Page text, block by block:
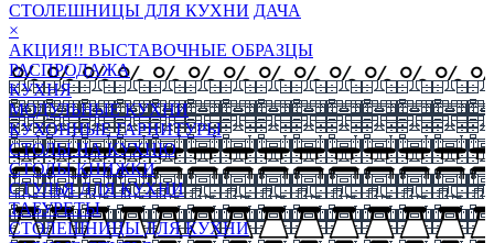
СТОЛЕШНИЦЫ ДЛЯ КУХНИ ДАЧА
×
АКЦИЯ!! ВЫСТАВОЧНЫЕ ОБРАЗЦЫ
РАСПРОДАЖА
КУХНЯ
МОДУЛЬНЫЕ КУХНИ
КУХОННЫЕ ГАРНИТУРЫ
СТОЛЫ НА КУХНЮ
СТОЛЫ КНИЖКИ
СТУЛЬЯ ДЛЯ КУХНИ
ТАБУРЕТЫ
СТОЛЕШНИЦЫ ДЛЯ КУХНИ